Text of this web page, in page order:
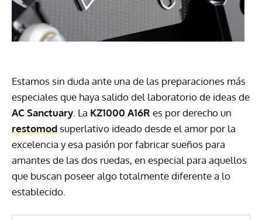
Estamos sin duda ante una de las preparaciones más
especiales que haya salido del laboratorio de ideas de
AC Sanctuary . La KZ1000 A16R es por derecho un
restomod superlativo ideado desde el amor por la
excelencia y esa pasión por fabricar sueños para
amantes de las dos ruedas, en especial para aquellos
que buscan poseer algo totalmente diferente a lo
establecido.